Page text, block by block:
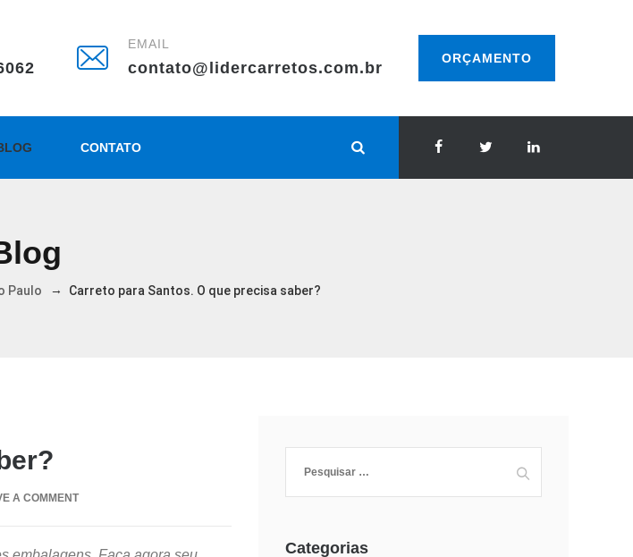
EMAIL
contato@lidercarretos.com.br
ORÇAMENTO
CONTATO
Paulo → Carreto para Santos. O que precisa saber?
A COMMENT
por:
Categorias